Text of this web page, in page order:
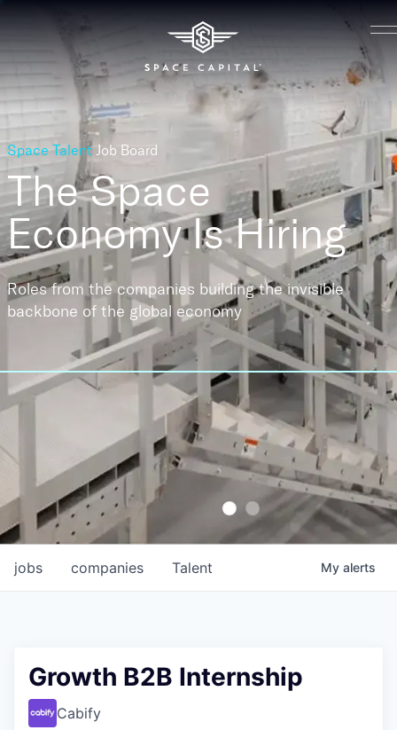
Space Talent Job Board
The Space
EconomyIs Hiring
Roles from the companies building the invisible
backbone of the global economy
jobs companies Talent My alerts
Growth B2B Internship
Cabify